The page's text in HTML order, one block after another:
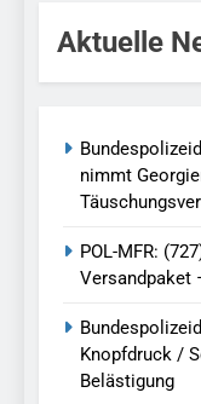
Aktuelle
nimmt
POL-MFR:
Versandpaket
Knopfdruck /
Belästigung